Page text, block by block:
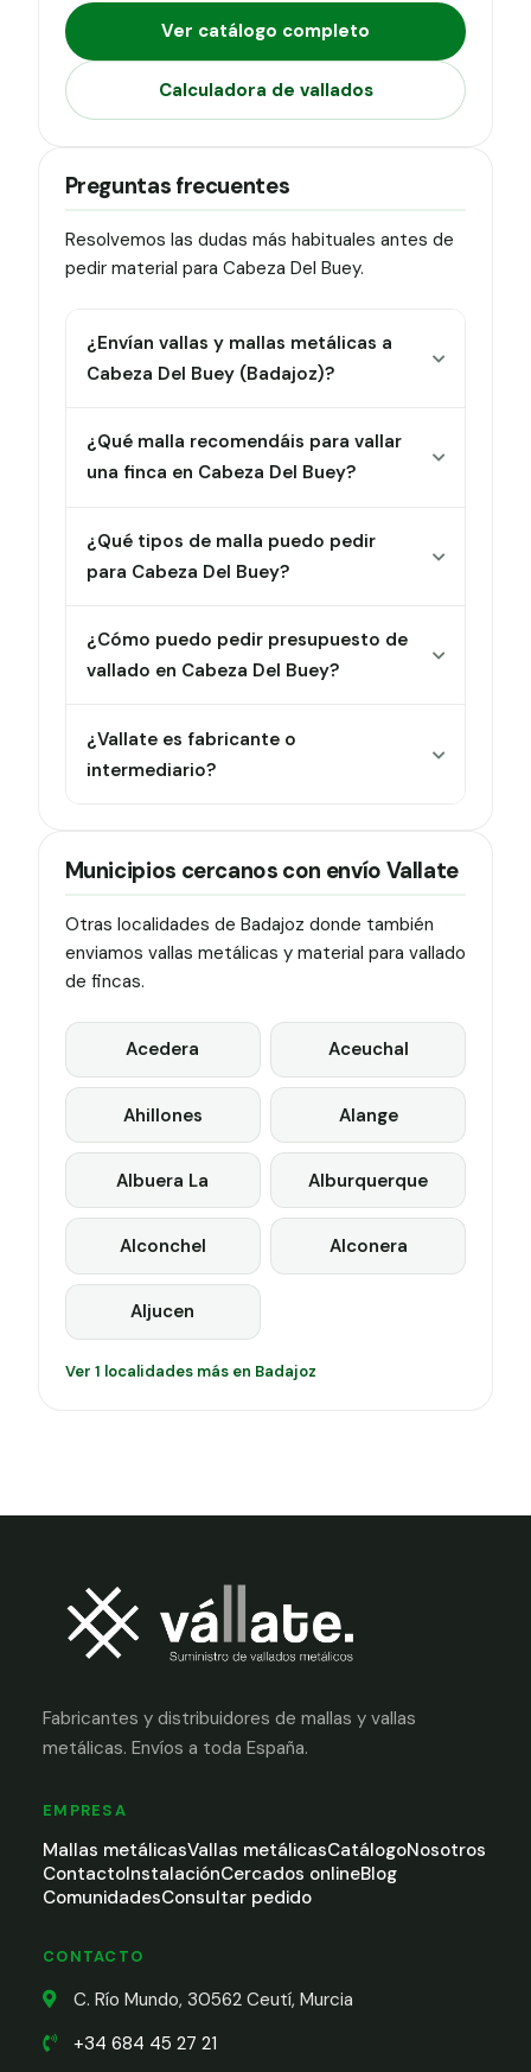
Ver catálogo completo
Calculadora de vallados
Preguntas frecuentes
Resolvemos las dudas más habituales antes de
pedir material para Cabeza Del Buey.
¿Envían vallas y mallas metálicas a
Cabeza Del Buey (Badajoz)?
¿Qué malla recomendáis para vallar
una finca en Cabeza Del Buey?
¿Qué tipos de malla puedo pedir
para Cabeza Del Buey?
¿Cómo puedo pedir presupuesto de
vallado en Cabeza Del Buey?
¿Vallate es fabricante o
intermediario?
Municipios cercanos con envío Vallate
Otras localidades de Badajoz donde también
enviamos vallas metálicas y material para vallado
de fincas.
Acedera Aceuchal
Ahillones Alange
Albuera La Alburquerque
Alconchel Alconera
Aljucen
Ver 1 localidades más en Badajoz
Fabricantes y distribuidores de mallas y vallas
metálicas. Envíos a toda España.
EMPRESA
Mallas metálicasVallas metálicasCatálogoNosotros
ContactoInstalaciónCercados onlineBlog
ComunidadesConsultar pedido
CONTACTO
C. Río Mundo, 30562 Ceutí, Murcia
+34 684 45 27 21